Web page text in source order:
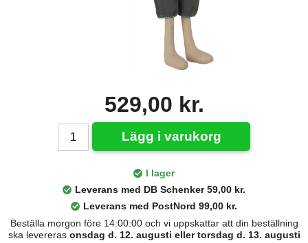
529,00 kr.
Lägg i varukorg
I lager
Leverans med DB Schenker 59,00 kr.
Leverans med PostNord 99,00 kr.
Beställa morgon före 14:00:00 och vi uppskattar att din beställning
ska levereras onsdag d. 12. augusti eller torsdag d. 13. augusti